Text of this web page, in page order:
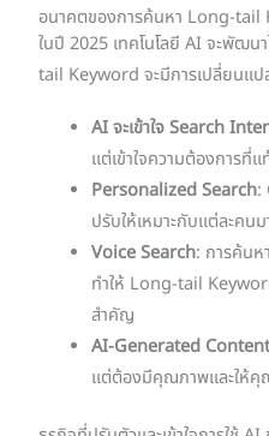
อนาคตของการค้นหา Long-tail
ในปี 2025 เทคโนโลยี AI จะพัฒ
tail Keyword จะมีการเปลี่ยนแป
AI จะเข้าใจ Search
แต่เข้าใจความต้องการที่
Personalized Search:
ปรับให้เหมาะกับแต่ละคน
Voice Search: การค้นห
ทำให้ Long-tail
สำคัญ
AI-Generated
แต่ต้องมีคุณภาพและให้คุ